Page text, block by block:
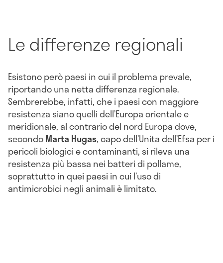
Le differenze regionali
Esistono però paesi in cui il problema prevale,
riportando una netta differenza regionale.
Sembrerebbe, infatti, che i paesi con maggiore
resistenza siano quelli dell’Europa orientale e
meridionale, al contrario del nord Europa dove,
secondoMarta Hugas, capo dell’Unita dell’Efsa per i
pericoli biologici e contaminanti, si rileva una
resistenza più bassa nei batteri di pollame,
soprattutto in quei paesi in cui l’uso di
antimicrobici negli animali è limitato.